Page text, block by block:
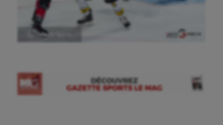
Ⓒ Gazette Sports